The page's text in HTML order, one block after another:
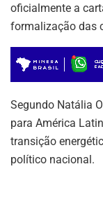
oficialmente a
formalização das
Segundo Natália
para América
transição
político nacional.